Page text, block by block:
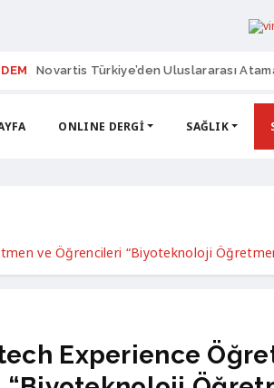
Novartis Türkiye’den Uluslararası
ONLINE DERGI SAĞLIK
ve Öğrencileri “Biyoteknoloji
Experience